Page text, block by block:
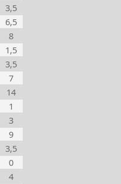
3,5
6,5
8
1,5
3,5
7
14
1
3
9
3,5
0
4